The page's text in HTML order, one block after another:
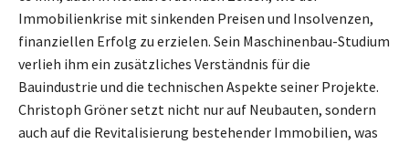
Immobilienkrise mit sinkenden Preisen und Insolvenzen,
finanziellen Erfolg zu erzielen. Sein Maschinenbau-Studium
verlieh ihm ein zusätzliches Verständnis für die
Bauindustrie und die technischen Aspekte seiner Projekte.
Christoph Gröner setzt nicht nur auf Neubauten, sondern
auch auf die Revitalisierung bestehender Immobilien, was